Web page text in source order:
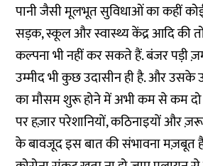
पानी जैसी मूलभूत सुविधाओं का कहीं कोई
सड़क, स्कूल और स्वास्थ्य केंद्र आदि की
कल्पना भी नहीं कर सकते हैं. बंजर पड़ी
उम्मीद भी कुछ उदासीन ही है. और
का मौसम शुरू होने में अभी कम से कम
पर हज़ार परेशानियों, कठिनाइयों और
के बावजूद इस बात की संभावना मज़बूत